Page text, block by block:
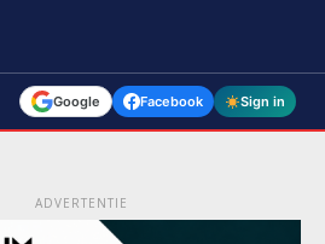
Google Facebook Sign in
ADVERTENTIE